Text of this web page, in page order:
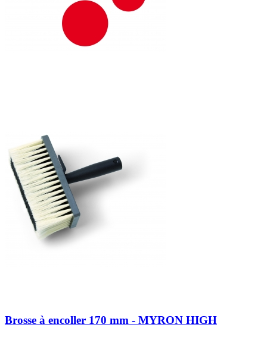
Brosse à encoller 170 mm - MYRON HIGH